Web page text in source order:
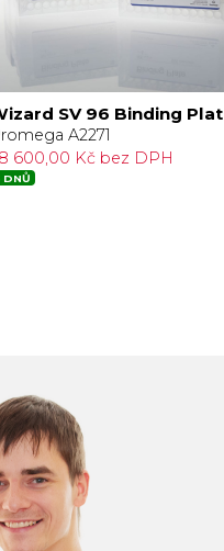
SV 96 Binding
A2271
600,00 Kč bez DPH
DNŮ